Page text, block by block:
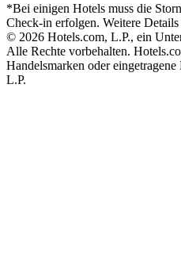
*Bei einigen Hotels muss die
Check-in erfolgen. Weitere Details
© 2026 Hotels.com, L.P., ein
Alle Rechte vorbehalten.
Handelsmarken oder
L.P.